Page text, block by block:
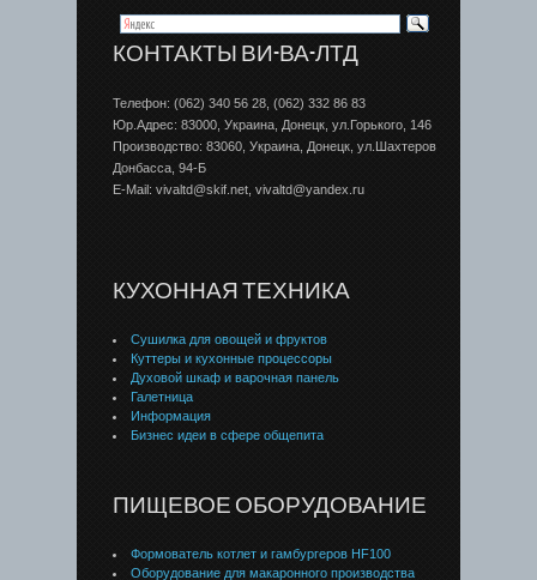
КОНТАКТЫ ВИ-ВА-ЛТД
Телефон: (062) 340 56 28, (062) 332 86 83
Юр.Адрес: 83000, Украина, Донецк, ул.Горького, 146
Производство: 83060, Украина, Донецк, ул.Шахтеров
Донбаcса, 94-Б
E-Mail: vivaltd@skif.net, vivaltd@yandex.ru
КУХОННАЯ ТЕХНИКА
Сушилка для овощей и фруктов
Куттеры и кухонные процессоры
Духовой шкаф и варочная панель
Галетница
Информация
Бизнес идеи в сфере общепита
ПИЩЕВОЕ ОБОРУДОВАНИЕ
Формователь котлет и гамбургеров HF100
Оборудование для макаронного производства